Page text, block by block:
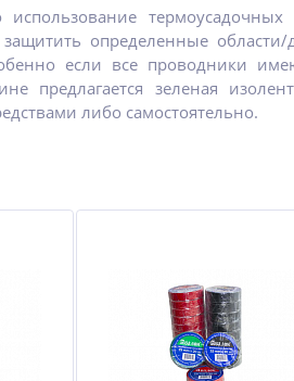
IZHWAX
1 305руб.
1 740 руб.
определенные
если все проводники
предлагается зеленая
либо самостоятельно.